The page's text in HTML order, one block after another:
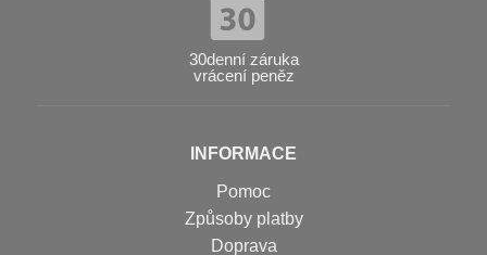
30denní záruka
vrácení peněz
INFORMACE
Pomoc
Způsoby platby
Doprava